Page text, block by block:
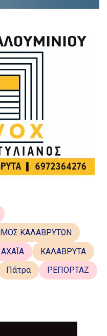
ΚΑΛΑΒΡΥΤΩΝ
ΚΑΛΑΒΡΥΤΑ
Πάτρα
ΡΕΠΟΡΤΑΖ